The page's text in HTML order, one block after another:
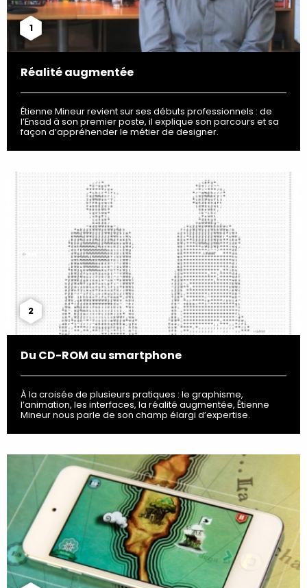
1
Réalité augmentée
Étienne Mineur revient sur ses débuts professionnels : de
l’Ensad à son premier poste, il explique son parcours et sa
façon d’appréhender le métier de designer.
2
Du CD-ROM au smartphone
À la croisée de plusieurs pratiques : le graphisme,
l’animation, les interfaces, la réalité augmentée, Étienne
Mineur nous parle de son champ élargi d’expertise.